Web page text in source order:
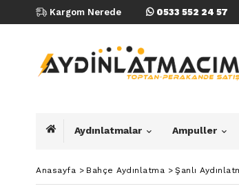
Kargom Nerede 0533 552 24 57
Aydınlatmalar Ampuller
Anasayfa > Bahçe Aydınlatma > Şanlı